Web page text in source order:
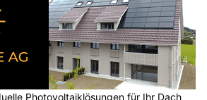
Photovoltaiklösungen für Ihr Dach